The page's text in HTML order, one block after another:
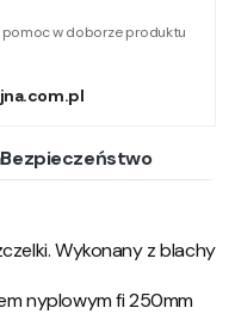
pomoc w doborze produktu
Bezpieczeństwo
Wykonany z blachy
nyplowym fi 250mm